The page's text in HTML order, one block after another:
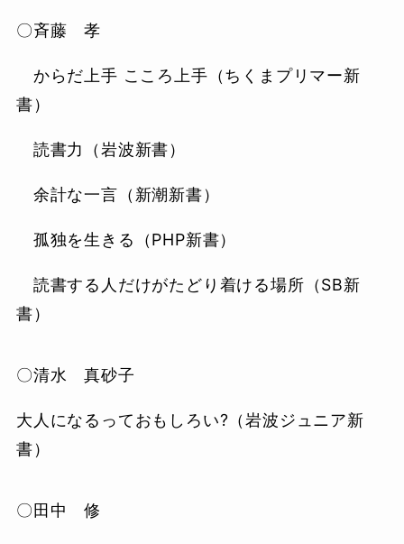
〇斉藤 孝
からだ上手 こころ上手（ちくまプリマー新
書）
読書力（岩波新書）
余計な一言（新潮新書）
孤独を生きる（PHP新書）
読書する人だけがたどり着ける場所（SB新
書）
〇清水 真砂子
大人になるっておもしろい?（岩波ジュニア新
書）
〇田中 修